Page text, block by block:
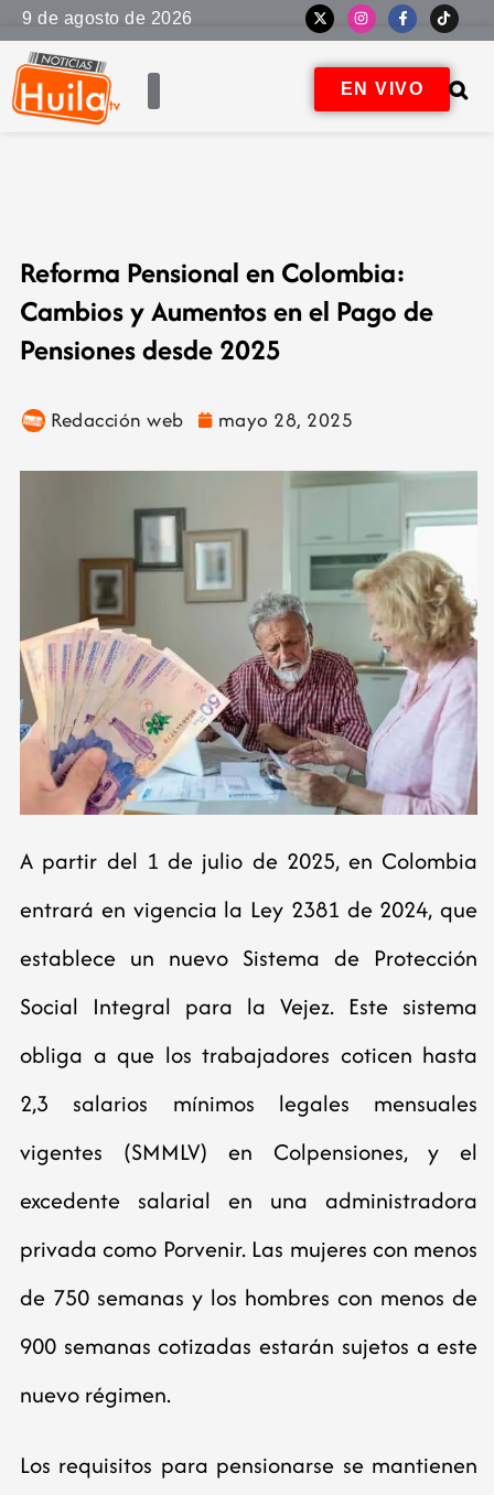
9 de agosto de 2026
EN VIVO
Reforma Pensional en Colombia:
Cambios y Aumentos en el Pago de
Pensiones desde 2025
Redacción web mayo 28, 2025
A partir del 1 de julio de 2025, en Colombia
entrará en vigencia la Ley 2381 de 2024, que
establece un nuevo Sistema de Protección
Social Integral para la Vejez. Este sistema
obliga a que los trabajadores coticen hasta
2,3 salarios mínimos legales mensuales
vigentes (SMMLV) en Colpensiones, y el
excedente salarial en una administradora
privada como Porvenir. Las mujeres con menos
de 750 semanas y los hombres con menos de
900 semanas cotizadas estarán sujetos a este
nuevo régimen.
Los requisitos para pensionarse se mantienen